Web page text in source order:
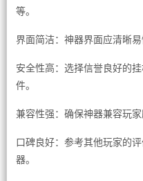
等。
界面简洁：神器界面应清晰易
安全性高：选择信誉良好的
件。
兼容性强：确保神器兼容玩
口碑良好：参考其他玩家的
器。